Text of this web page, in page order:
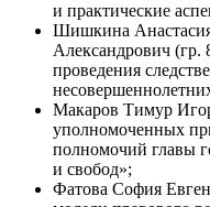
и практические
Шишкина
Александрович
проведения
Макаров Тимур
уполномоченных
полномочий главы
и свобод»;
Фатова София